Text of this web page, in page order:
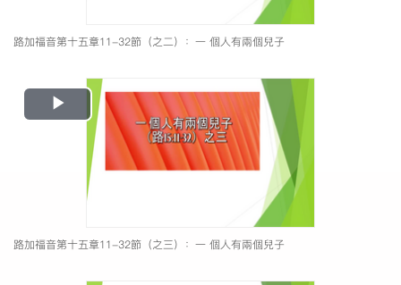
路加福音第十五章11-32節（之二）：一 個人有兩個兒子
Play
Video
路加福音第十五章11-32節（之三）：一 個人有兩個兒子